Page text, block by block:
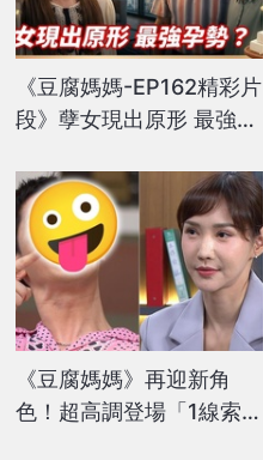
《豆腐媽媽-EP162精彩片
段》孽女現出原形 最強孕
《豆腐媽媽》再迎新角
色！超高調登場「1線索」